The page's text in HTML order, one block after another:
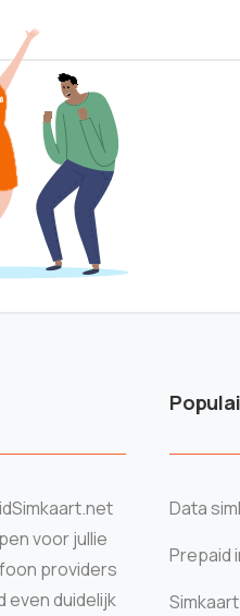
voor jullie
providers
even duidelijk
Data
Prepaid